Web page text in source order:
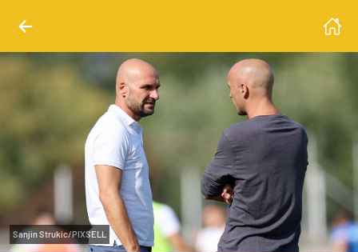
Sanjin Strukic/PIXSELL